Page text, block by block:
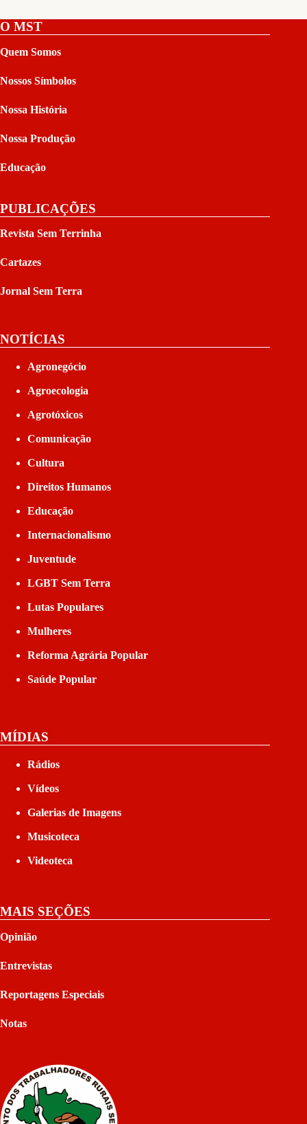
O MST
Quem Somos
Nossos Símbolos
Nossa História
Nossa Produção
Educação
PUBLICAÇÕES
Revista Sem Terrinha
Cartazes
Jornal Sem Terra
NOTÍCIAS
Agronegócio
Agroecologia
Agrotóxicos
Comunicação
Cultura
Direitos Humanos
Educação
Internacionalismo
Juventude
LGBT Sem Terra
Lutas Populares
Mulheres
Reforma Agrária Popular
Saúde Popular
MÍDIAS
Rádios
Vídeos
Galerias de Imagens
Musicoteca
Videoteca
MAIS SEÇÕES
Opinião
Entrevistas
Reportagens Especiais
Notas